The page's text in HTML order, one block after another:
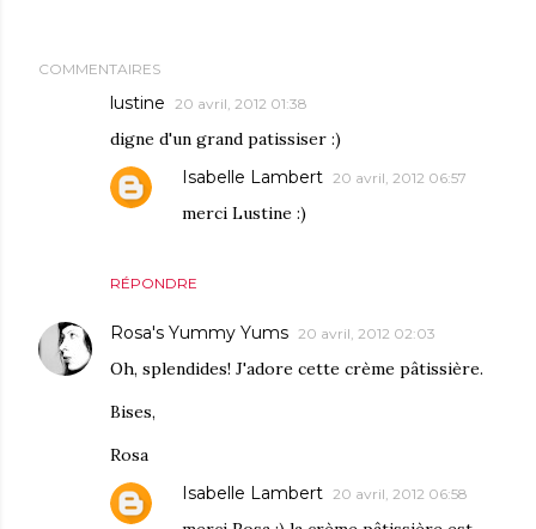
COMMENTAIRES
lustine 20 avril, 2012 01:38
digne d'un grand patissiser :)
RÉPONDRE
Isabelle Lambert 20 avril, 2012 06:57
merci Lustine :)
Rosa's Yummy Yums 20 avril, 2012 02:03
Oh, splendides! J'adore cette crème pâtissière.
Bises,
Rosa
Isabelle Lambert 20 avril, 2012 06:58